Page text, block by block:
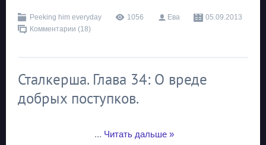
Peeking him everyday 1056 Ева
05.09.2013
Комментарии (18)
Сталкерша. Глава 34: О вреде
добрых поступков.
... Читать дальше »